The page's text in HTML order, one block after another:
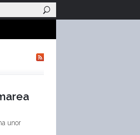
unor